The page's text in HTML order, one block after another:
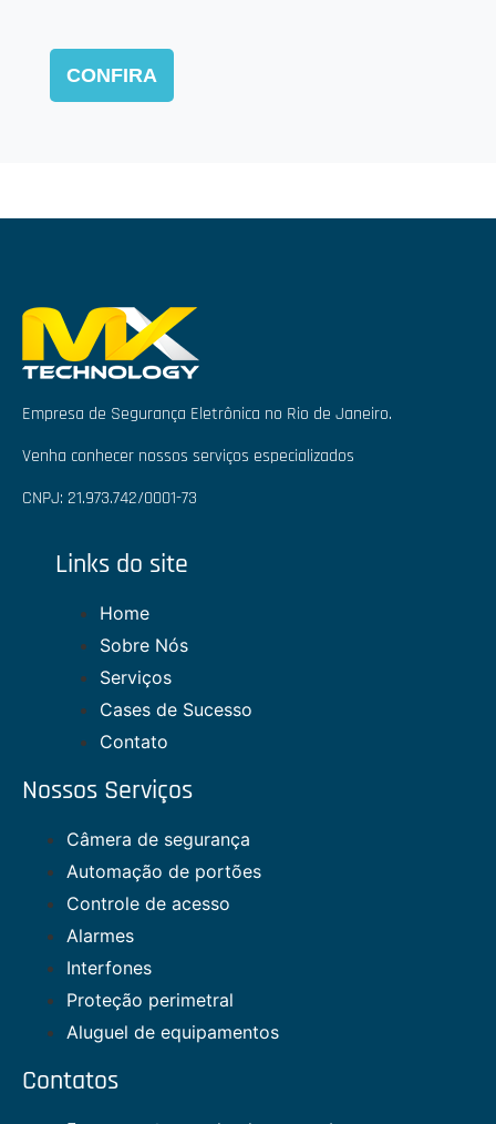
CONFIRA
Empresa de Segurança Eletrônica no Rio de Janeiro.
Venha conhecer nossos serviços especializados
CNPJ: 21.973.742/0001-73
Links do site
Home
Sobre Nós
Serviços
Cases de Sucesso
Contato
Nossos Serviços
Câmera de segurança
Automação de portões
Controle de acesso
Alarmes
Interfones
Proteção perimetral
Aluguel de equipamentos
Contatos